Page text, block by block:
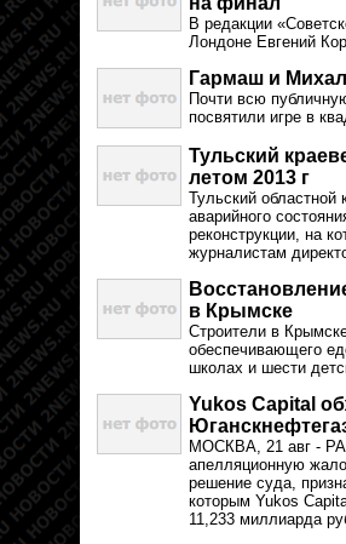
В редакции
Лондоне Евгений
Гармаш и
Почти всю
посвятили игре в
Тульский
летом 2013 г
Тульский областной
аварийного
реконструкции, на
журналистам
в Крымске
Строители в
обеспечивающего
школах и шести
Yukos Capital
МОСКВА, 21 авг -
апелляционную
решение суда,
которым Yukos
11,233 миллиарда